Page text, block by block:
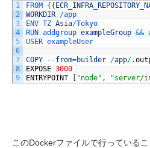
1
2
3
4
5
6
7
8
9
FROM {{
WORKDIR /app
ENV TZ Asia/Tokyo
RUN addgroup exampleGroup &&
USER exampleUser
COPY --from=builder /app/.
EXPOSE 3000
ENTRYPOINT
[ "node" , "server/
このDockerファイルで行っている